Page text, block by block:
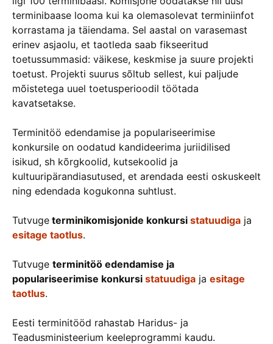
terminibaase looma kui ka olemasolevat terminiinfot
korrastama ja täiendama. Sel aastal on varasemast
erinev asjaolu, et taotleda saab fikseeritud
toetussummasid: väikese, keskmise ja suure projekti
toetust. Projekti suurus sõltub sellest, kui paljude
mõistetega uuel toetusperioodil töötada
kavatsetakse.
Terminitöö edendamise ja populariseerimise
konkursile on oodatud kandideerima juriidilised
isikud, sh kõrgkoolid, kutsekoolid ja
kultuuripärandiasutused, et arendada eesti oskuskeelt
ning edendada kogukonna suhtlust.
Tutvuge terminikomisjonide konkursi statuudiga ja
esitage taotlus.
Tutvuge terminitöö edendamise ja
populariseerimise konkursi statuudiga ja esitage
taotlus.
Eesti terminitööd rahastab Haridus- ja
Teadusministeerium keeleprogrammi kaudu.